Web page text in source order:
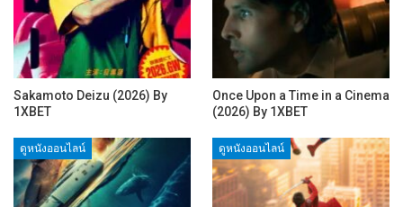
Sakamoto Deizu (2026) By
1XBET
Once Upon a Time in a Cinema
(2026) By 1XBET
ดูหนังออนไลน์ ดูหนังออนไลน์